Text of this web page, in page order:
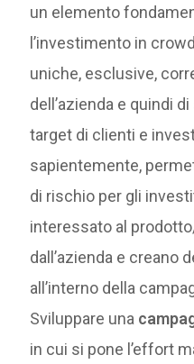
un elemento
l’investimento in
uniche, esclusive,
dell’azienda e quindi
target di clienti e
sapientemente,
di rischio per gli
interessato al
dall’azienda e creano
all’interno della
Sviluppare una
in cui si pone l’effort